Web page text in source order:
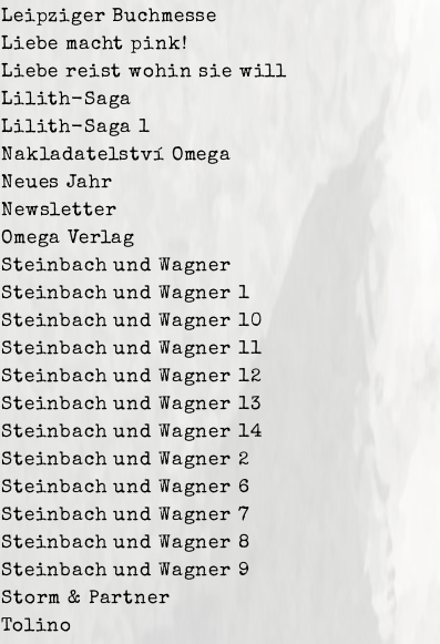
Leipziger Buchmesse
Liebe macht pink!
Liebe reist wohin sie will
Lilith-Saga
Lilith-Saga 1
Nakladatelství Omega
Neues Jahr
Newsletter
Omega Verlag
Steinbach und Wagner
Steinbach und Wagner 1
Steinbach und Wagner 10
Steinbach und Wagner 11
Steinbach und Wagner 12
Steinbach und Wagner 13
Steinbach und Wagner 14
Steinbach und Wagner 2
Steinbach und Wagner 6
Steinbach und Wagner 7
Steinbach und Wagner 8
Steinbach und Wagner 9
Storm & Partner
Tolino